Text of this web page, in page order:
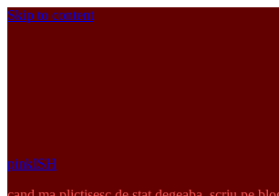
Skip to content
pinkISH